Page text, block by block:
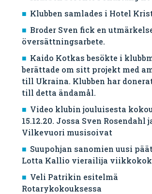
Klubben samlades i Hotel
Broder Sven fick en
översättningsarbete.
Kaido Kotkas besökte i
berättade om sitt projekt med
till Ukraina. Klubben har
till detta ändamål.
Video klubin jouluisesta
15.12.20. Jossa Sven Rosendahl
Vilkevuori musisoivat
Suupohjan sanomien uusi
Lotta Kallio vierailija
Veli Patrikin esitelmä
Rotarykokouksessa